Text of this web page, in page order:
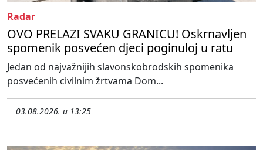
Radar
OVO PRELAZI SVAKU GRANICU! Oskrnavljen
spomenik posvećen djeci poginuloj u ratu
Jedan od najvažnijih slavonskobrodskih spomenika
posvećenih civilnim žrtvama Dom...
03.08.2026. u 13:25